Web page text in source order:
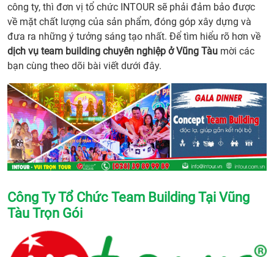
công ty, thì đơn vị tổ chức INTOUR sẽ phải đảm bảo được
về mặt chất lượng của sản phẩm, đóng góp xây dựng và
đưa ra những ý tưởng sáng tạo nhất. Để tìm hiểu rõ hơn về
dịch vụ team building chuyên nghiệp ở Vũng Tàu mời các
bạn cùng theo dõi bài viết dưới đây.
Công Ty Tổ Chức Team Building Tại Vũng
Tàu Trọn Gói